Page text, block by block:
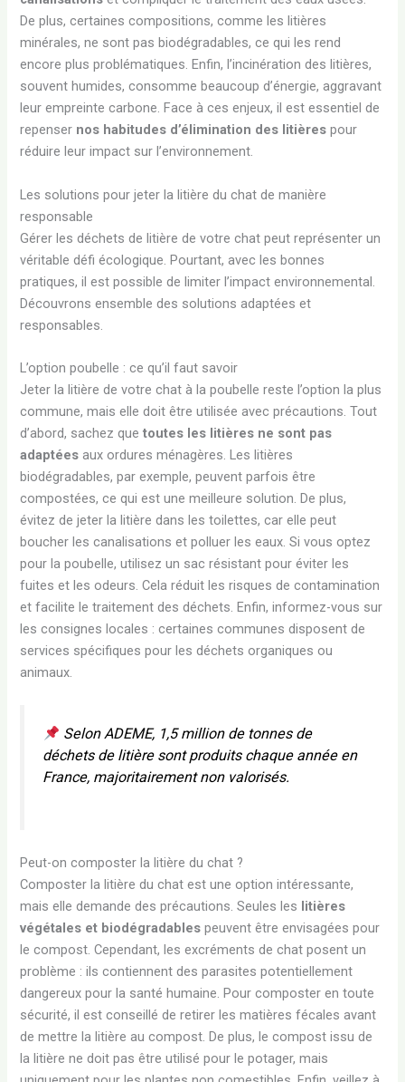
De plus, certaines compositions, comme les litières
minérales, ne sont pas biodégradables, ce qui les rend
encore plus problématiques. Enfin, l’incinération des litières,
souvent humides, consomme beaucoup d’énergie, aggravant
leur empreinte carbone. Face à ces enjeux, il est essentiel de
repenser nos habitudes d’élimination des litières pour
réduire leur impact sur l’environnement.
Les solutions pour jeter la litière du chat de manière
responsable
Gérer les déchets de litière de votre chat peut représenter un
véritable défi écologique. Pourtant, avec les bonnes
pratiques, il est possible de limiter l’impact environnemental.
Découvrons ensemble des solutions adaptées et
responsables.
L’option poubelle : ce qu’il faut savoir
Jeter la litière de votre chat à la poubelle reste l’option la plus
commune, mais elle doit être utilisée avec précautions. Tout
d’abord, sachez quetoutes les litières ne sont pas
adaptées aux ordures ménagères. Les litières
biodégradables, par exemple, peuvent parfois être
compostées, ce qui est une meilleure solution. De plus,
évitez de jeter la litière dans les toilettes, car elle peut
boucher les canalisations et polluer les eaux. Si vous optez
pour la poubelle, utilisez un sac résistant pour éviter les
fuites et les odeurs. Cela réduit les risques de contamination
et facilite le traitement des déchets. Enfin, informez-vous sur
les consignes locales : certaines communes disposent de
services spécifiques pour les déchets organiques ou
animaux.
SelonADEME, 1,5 million de tonnes de
déchets de litière sont produits chaque année en
France, majoritairement non valorisés.
Peut-on composter la litière du chat ?
Composter la litière du chat est une option intéressante,
mais elle demande des précautions. Seules les litières
végétales et biodégradables peuvent être envisagées pour
le compost. Cependant, les excréments de chat posent un
problème : ils contiennent des parasites potentiellement
dangereux pour la santé humaine. Pour composter en toute
sécurité, il est conseillé de retirer les matières fécales avant
de mettre la litière au compost. De plus, le compost issu de
la litière ne doit pas être utilisé pour le potager, mais